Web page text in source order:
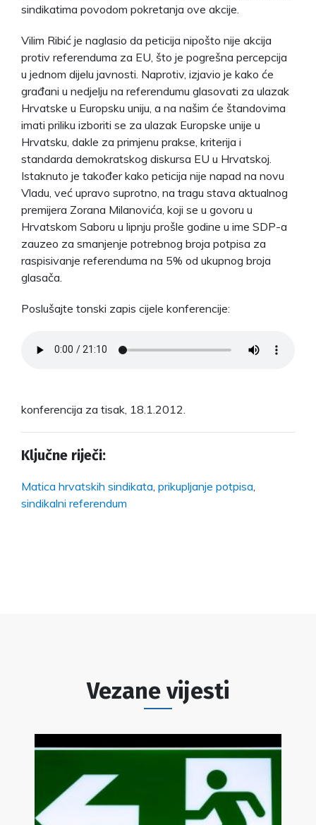
sindikatima povodom pokretanja ove akcije.
Vilim Ribić je naglasio da peticija nipošto nije akcija
protiv referenduma za EU, što je pogrešna percepcija
u jednom dijelu javnosti. Naprotiv, izjavio je kako će
građani u nedjelju na referendumu glasovati za ulazak
Hrvatske u Europsku uniju, a na našim će štandovima
imati priliku izboriti se za ulazak Europske unije u
Hrvatsku, dakle za primjenu prakse, kriterija i
standarda demokratskog diskursa EU u Hrvatskoj.
Istaknuto je također kako peticija nije napad na novu
Vladu, već upravo suprotno, na tragu stava aktualnog
premijera Zorana Milanovića, koji se u govoru u
Hrvatskom Saboru u lipnju prošle godine u ime SDP-a
zauzeo za smanjenje potrebnog broja potpisa za
raspisivanje referenduma na 5% od ukupnog broja
glasača.
Poslušajte tonski zapis cijele konferencije:
konferencija za tisak, 18.1.2012.
Ključne riječi:
Matica hrvatskih sindikata prikupljanje potpisa
sindikalni referendum
Vezane vijesti